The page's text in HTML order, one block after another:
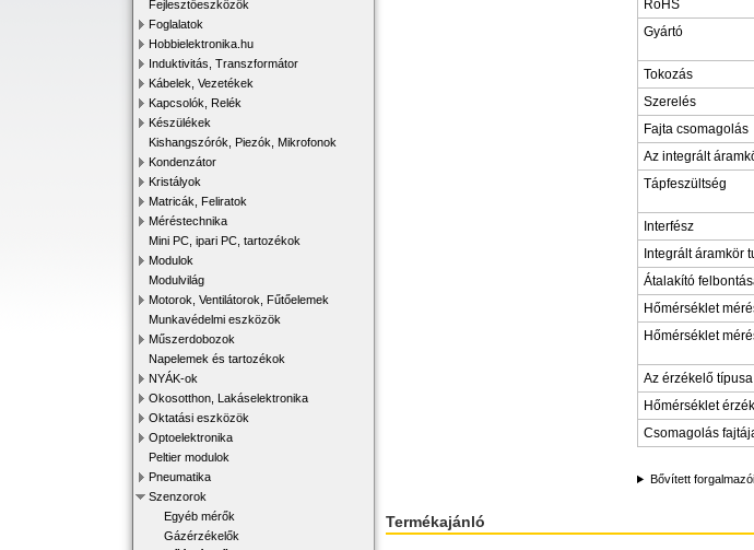
Fejlesztőeszközök
Foglalatok
Hobbielektronika.hu
Induktivitás, Transzformátor
Kábelek, Vezetékek
Kapcsolók, Relék
Készülékek
Kishangszórók, Piezók, Mikrofonok
Kondenzátor
Kristályok
Matricák, Feliratok
Méréstechnika
Mini PC, ipari PC, tartozékok
Modulok
Modulvilág
Motorok, Ventilátorok, Fűtőelemek
Munkavédelmi eszközök
Műszerdobozok
Napelemek és tartozékok
NYÁK-ok
Okosotthon, Lakáselektronika
Oktatási eszközök
Optoelektronika
Peltier modulok
Pneumatika
Szenzorok
Egyéb mérők
Gázérzékelők
RoHS
Gyártó
Tokozás
Szerelés
Fajta csomagolás
Az integrált
Tápfeszültség
Interfész
Integrált áramkör
Átalakító
Hőmérséklet
Hőmérséklet
Az érzékelő típusa
Hőmérséklet
Csomagolás
Bővített
Termékajánló